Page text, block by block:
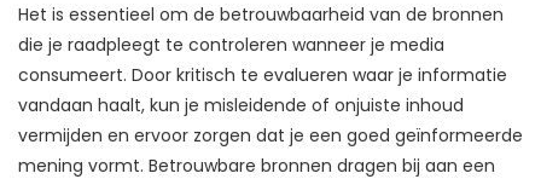
Het is essentieel om de betrouwbaarheid van de bronnen
die je raadpleegt te controleren wanneer je media
consumeert. Door kritisch te evalueren waar je informatie
vandaan haalt, kun je misleidende of onjuiste inhoud
vermijden en ervoor zorgen dat je een goed geïnformeerde
mening vormt. Betrouwbare bronnen dragen bij aan een